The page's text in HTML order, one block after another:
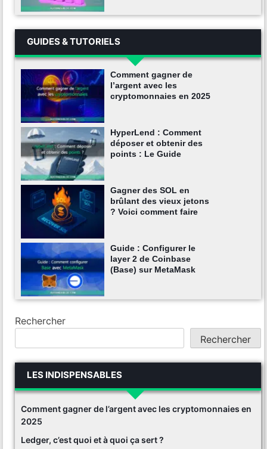
GUIDES & TUTORIELS
Comment gagner de
l’argent avec les
cryptomonnaies en 2025
HyperLend : Comment
déposer et obtenir des
points : Le Guide
Gagner des SOL en
brûlant des vieux jetons
? Voici comment faire
Guide : Configurer le
layer 2 de Coinbase
(Base) sur MetaMask
Rechercher
Rechercher
LES INDISPENSABLES
Comment gagner de l’argent avec les cryptomonnaies en
2025
Ledger, c’est quoi et à quoi ça sert ?